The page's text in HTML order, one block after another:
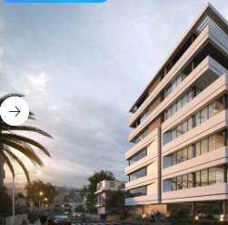
€688 000